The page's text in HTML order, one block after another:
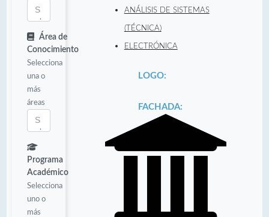
Área de
Conocimiento
Selecciona
una o
más
áreas
Programa
Académico
Selecciona
uno o
más
ANÁLISIS DE SISTEMAS
(TÉCNICA)
ELECTRÓNICA
LOGO:
FACHADA: